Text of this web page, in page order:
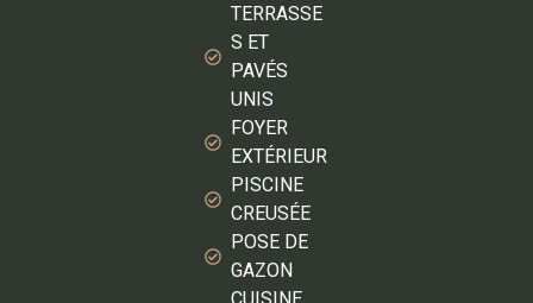
TERRASSE
S ET
PAVÉS
UNIS
FOYER
EXTÉRIEUR
PISCINE
CREUSÉE
POSE DE
GAZON